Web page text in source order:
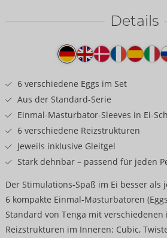
Details
Produkttext
6 verschiedene Eggs im Set
Aus der Standard-Serie
Einmal-Masturbator-Sleeves in Ei-
6 verschiedene Reizstrukturen
Jeweils inklusive Gleitgel
Stark dehnbar – passend für jeden
Der Stimulations-Spaß im Ei besser als
6 kompakte Einmal-Masturbatoren
Standard von Tenga mit verschiedenen
Reizstrukturen im Inneren: Cubic,